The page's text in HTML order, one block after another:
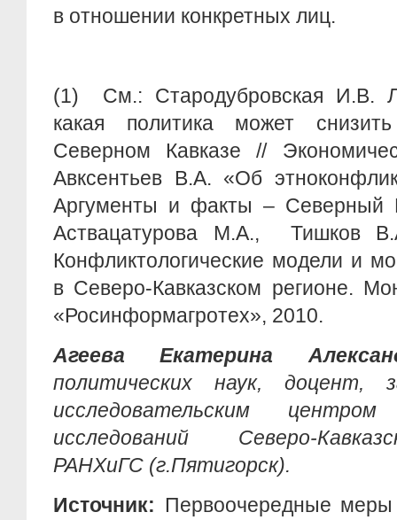
в отношении конкретных лиц.
(1)
См.: Стародубровская И.В.
какая политика может
Северном Кавказе //
Авксентьев В.А. «Об
Аргументы и факты –
Аствацатурова М.А., Тишков
Конфликтологические модели и
в Северо-Кавказском регионе.
«Росинформагротех», 2010.
Агеева Екатерина
политических наук, доцент,
исследовательским центром
исследований Северо-
РАНХиГС (г.Пятигорск).
Источник: Первоочередные меры